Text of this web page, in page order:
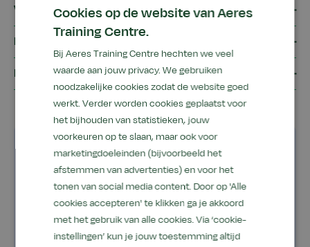
Voor wie?
Kosten
Programma
Inschrijven
Startdatum
16 sep 2026
Cookies op de website van Aeres
Training Centre.
Bij Aeres Training Centre hechten we veel
waarde aan jouw privacy. We gebruiken
noodzakelijke cookies zodat de website goed
werkt. Verder worden cookies geplaatst voor
het bijhouden van statistieken, jouw
voorkeuren op te slaan, maar ook voor
marketingdoeleinden (bijvoorbeeld het
afstemmen van advertenties) en voor het
tonen van social media content. Door op 'Alle
cookies accepteren' te klikken ga je akkoord
met het gebruik van alle cookies. Via ‘cookie-
instellingen’ kun je jouw toestemming altijd